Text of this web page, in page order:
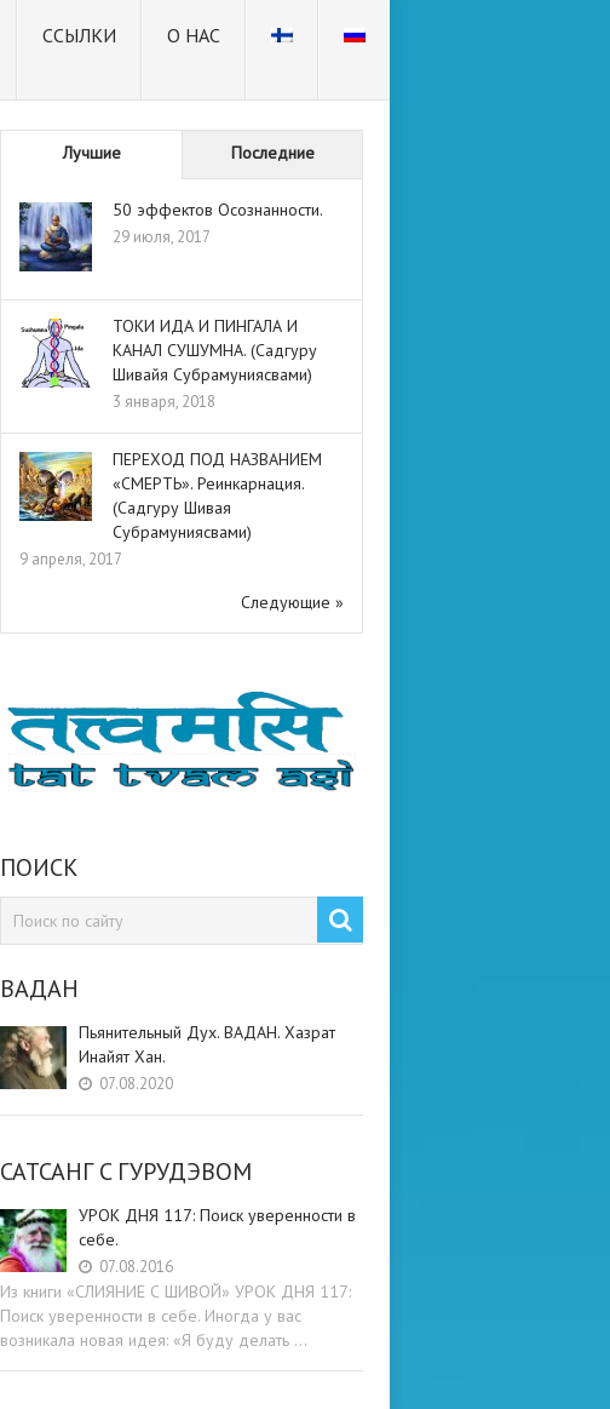
ССЫЛКИ О НАС
Лучшие Последние
50 эффектов Осознанности.
29 июля, 2017
ТОКИ ИДА И ПИНГАЛА И
КАНАЛ СУШУМНА. (Садгуру
Шивайя Субрамуниясвами)
3 января, 2018
ПЕРЕХОД ПОД НАЗВАНИЕМ
«СМЕРТЬ». Реинкарнация.
(Садгуру Шивая
Субрамуниясвами)
9 апреля, 2017
Следующие »
ПОИСК
ВАДАН
Пьянительный Дух. ВАДАН. Хазрат
Инайят Хан.
07.08.2020
САТСАНГ C ГУРУДЭВОМ
УРОК ДНЯ 117: Поиск уверенности в
себе.
07.08.2016
Из книги «СЛИЯНИЕ С ШИВОЙ» УРОК ДНЯ 117:
Поиск уверенности в себе. Иногда у вас
возникала новая идея: «Я буду делать …